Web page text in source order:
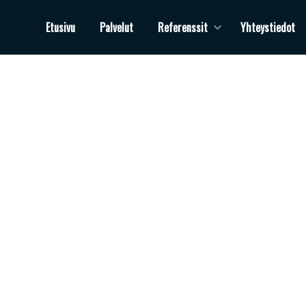
Etusivu Palvelut Referenssit Yhteystiedot